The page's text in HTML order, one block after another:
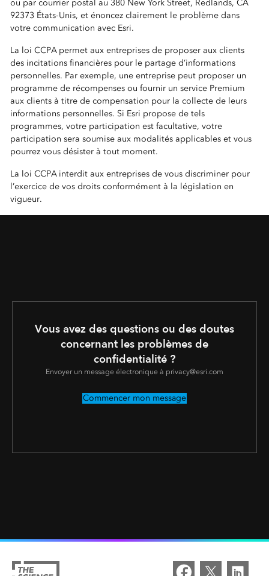
ou par courrier postal au 380 New York Street, Redlands, CA
92373 États-Unis, et énoncez clairement le problème dans
votre communication avec Esri.
La loi CCPA permet aux entreprises de proposer aux clients
des incitations financières pour le partage d’informations
personnelles. Par exemple, une entreprise peut proposer un
programme de récompenses ou fournir un service Premium
aux clients à titre de compensation pour la collecte de leurs
informations personnelles. Si Esri propose de tels
programmes, votre participation est facultative, votre
participation sera soumise aux modalités applicables et vous
pourrez vous désister à tout moment.
La loi CCPA interdit aux entreprises de vous discriminer pour
l’exercice de vos droits conformément à la législation en
vigueur.
Vous avez des questions ou des doutes
concernant les problèmes de
confidentialité ?
Envoyer un message électronique à privacy@esri.com
Commencer mon message